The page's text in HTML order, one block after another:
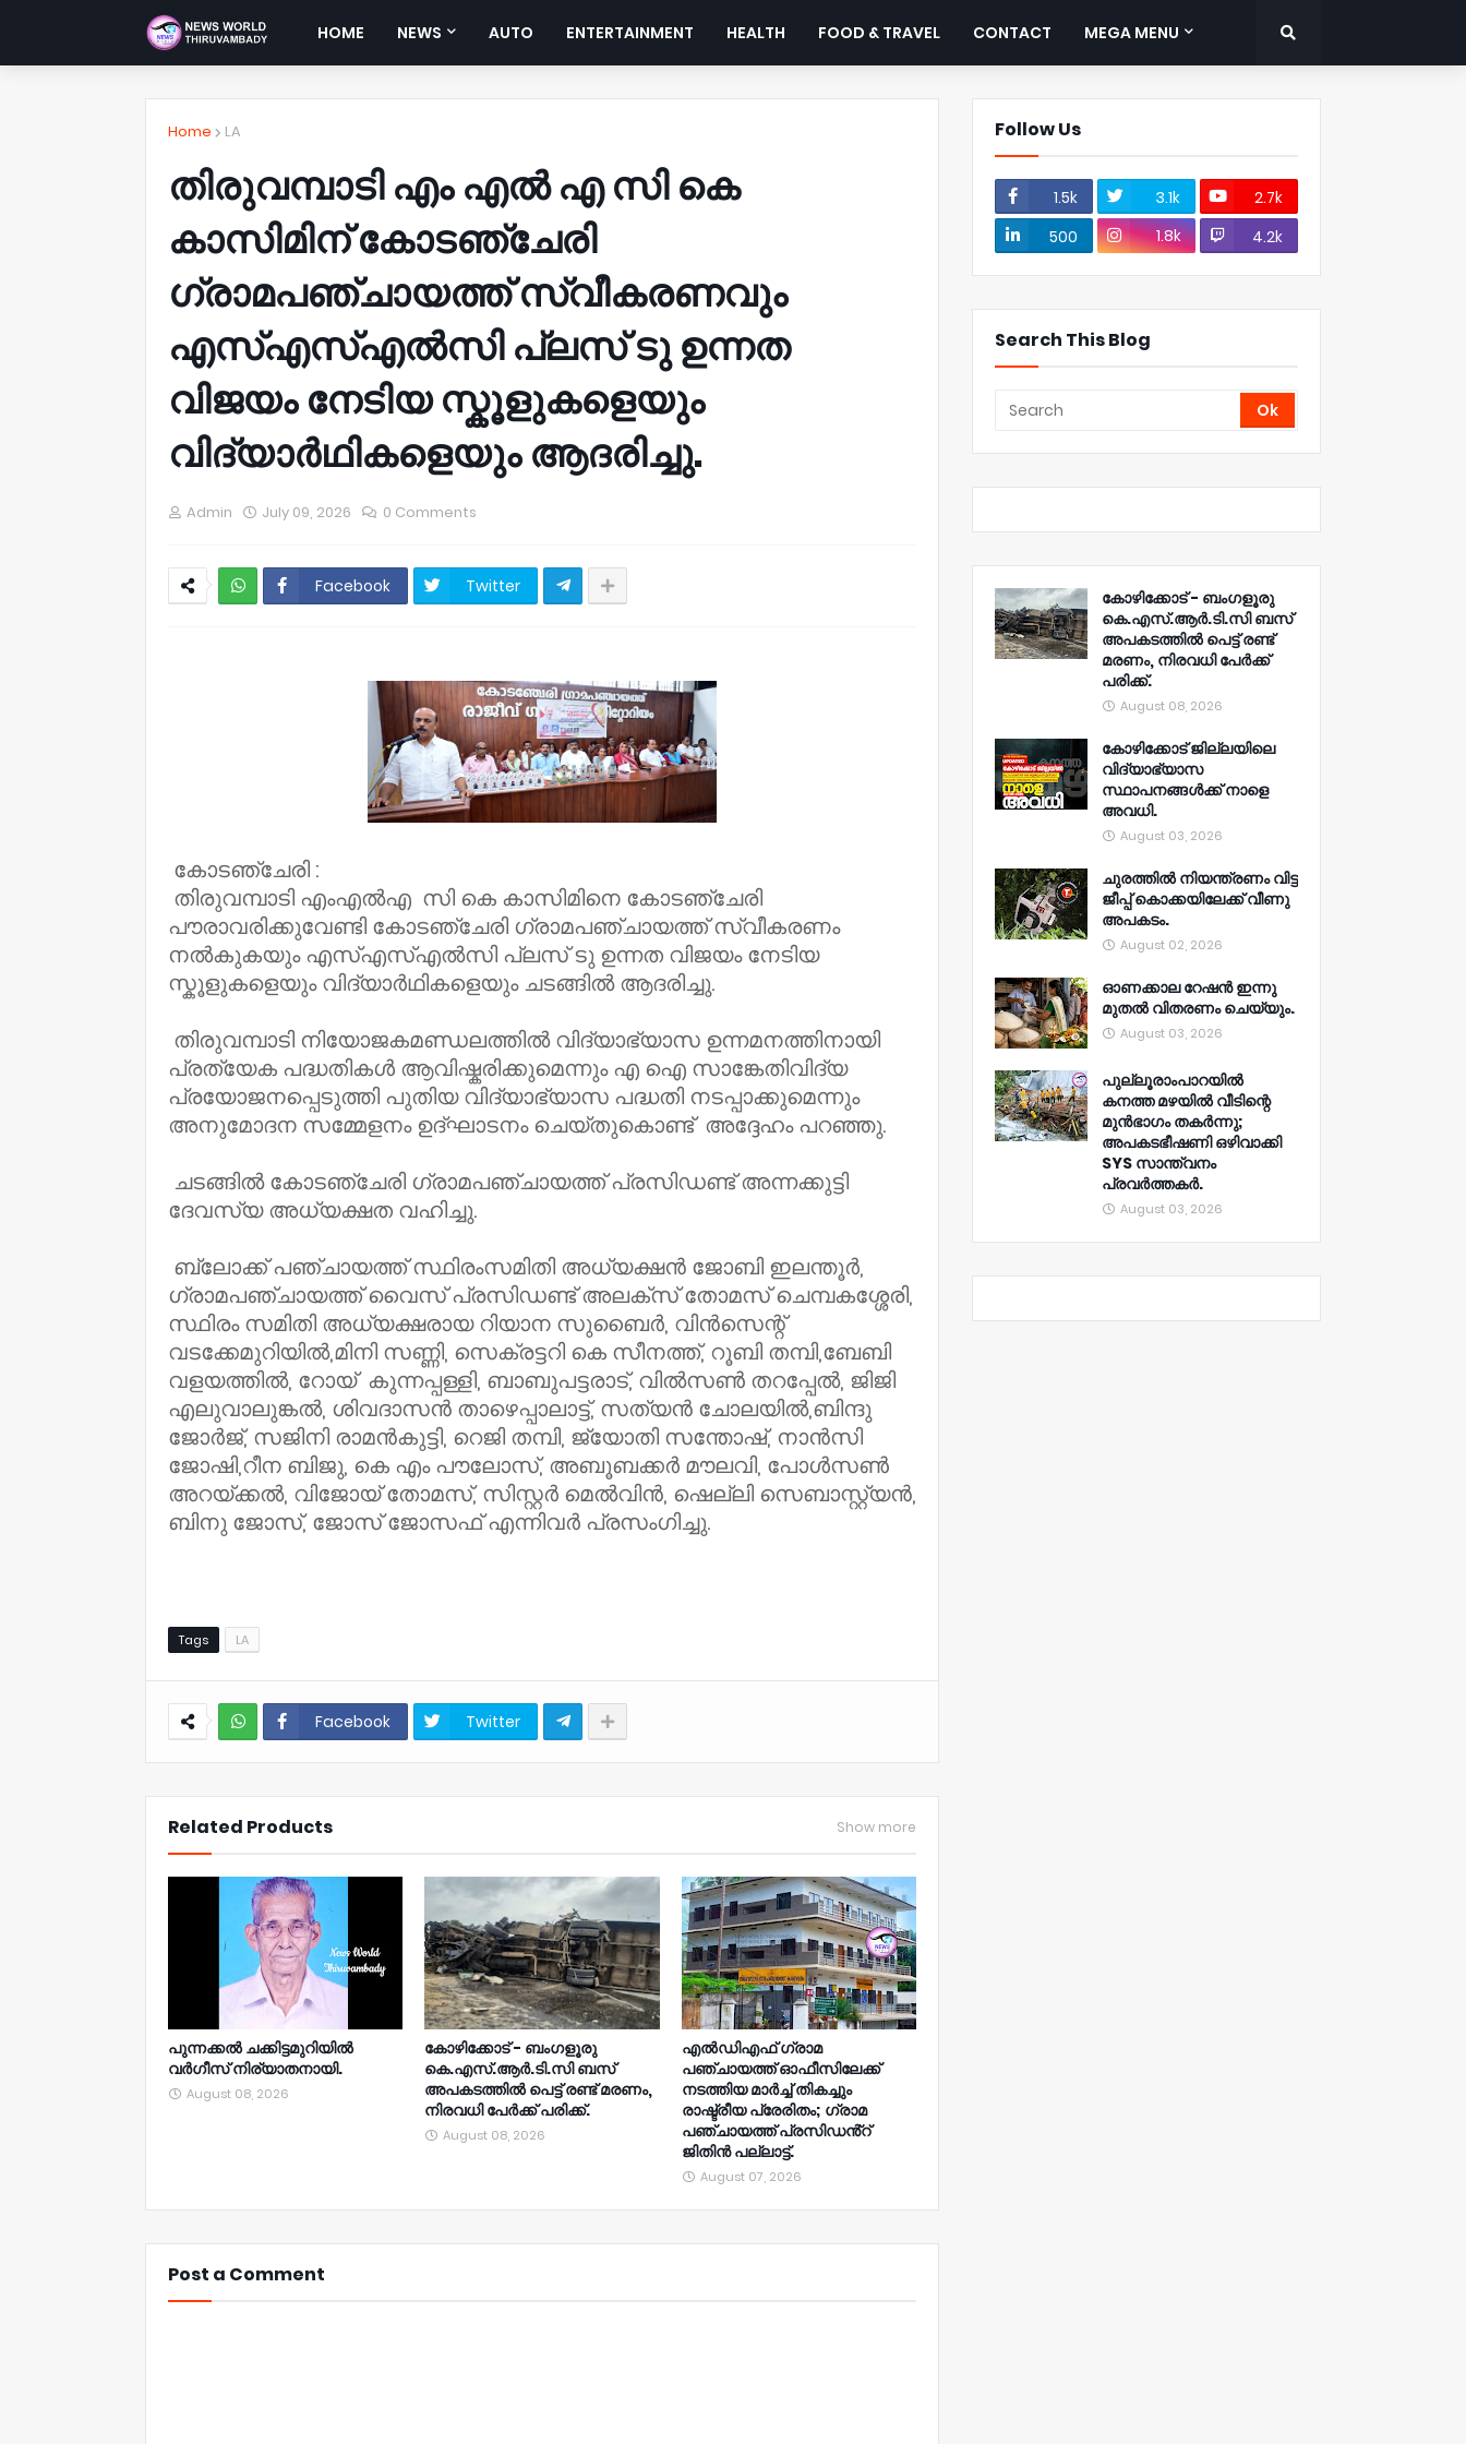
HOME NEWS AUTO ENTERTAINMENT HEALTH FOOD & TRAVEL CONTACT MEGA MENU
Home LA
തിരുവമ്പാടി എം എൽ എ സി കെ
കാസിമിന് കോടഞ്ചേരി
ഗ്രാമപഞ്ചായത്ത് സ്വീകരണവും
എസ്എസ്എൽസി പ്ലസ് ടു ഉന്നത
വിജയം നേടിയ സ്കൂളുകളെയും
വിദ്യാർഥികളെയും ആദരിച്ചു.
Admin July 09, 2026 0 Comments
Facebook Twitter
കോടഞ്ചേരി :
തിരുവമ്പാടി എംഎൽഎ സി കെ കാസിമിനെ കോടഞ്ചേരി
പൗരാവരിക്കുവേണ്ടി കോടഞ്ചേരി ഗ്രാമപഞ്ചായത്ത് സ്വീകരണം
നൽകുകയും എസ്എസ്എൽസി പ്ലസ് ടു ഉന്നത വിജയം നേടിയ
സ്കൂളുകളെയും വിദ്യാർഥികളെയും ചടങ്ങിൽ ആദരിച്ചു.
തിരുവമ്പാടി നിയോജകമണ്ഡലത്തിൽ വിദ്യാഭ്യാസ ഉന്നമനത്തിനായി
പ്രത്യേക പദ്ധതികൾ ആവിഷ്കരിക്കുമെന്നും എ ഐ സാങ്കേതിവിദ്യ
പ്രയോജനപ്പെടുത്തി പുതിയ വിദ്യാഭ്യാസ പദ്ധതി നടപ്പാക്കുമെന്നും
അനുമോദന സമ്മേളനം ഉദ്ഘാടനം ചെയ്തുകൊണ്ട് അദ്ദേഹം പറഞ്ഞു.
ചടങ്ങിൽ കോടഞ്ചേരി ഗ്രാമപഞ്ചായത്ത് പ്രസിഡണ്ട് അന്നക്കുട്ടി
ദേവസ്യ അധ്യക്ഷത വഹിച്ചു.
ബ്ലോക്ക് പഞ്ചായത്ത് സ്ഥിരംസമിതി അധ്യക്ഷൻ ജോബി ഇലന്തൂർ,
ഗ്രാമപഞ്ചായത്ത് വൈസ് പ്രസിഡണ്ട് അലക്സ് തോമസ് ചെമ്പകശ്ശേരി,
സ്ഥിരം സമിതി അധ്യക്ഷരായ റിയാന സുബൈർ, വിൻസെന്റ്
വടക്കേമുറിയിൽ,മിനി സണ്ണി, സെക്രട്ടറി കെ സീനത്ത്, റൂബി തമ്പി,ബേബി
വളയത്തിൽ, റോയ് കുന്നപ്പള്ളി, ബാബുപട്ടരാട്, വിൽസൺ തറപ്പേൽ, ജിജി
എലുവാലുങ്കൽ, ശിവദാസൻ താഴെപ്പാലാട്ട്, സത്യൻ ചോലയിൽ,ബിന്ദു
ജോർജ്, സജിനി രാമൻകുട്ടി, റെജി തമ്പി, ജ്യോതി സന്തോഷ്, നാൻസി
ജോഷി,റീന ബിജു, കെ എം പൗലോസ്, അബൂബക്കർ മൗലവി, പോൾസൺ
അറയ്ക്കൽ, വിജോയ് തോമസ്, സിസ്റ്റർ മെൽവിൻ, ഷെല്ലി സെബാസ്റ്റ്യൻ,
ബിനു ജോസ്, ജോസ് ജോസഫ് എന്നിവർ പ്രസംഗിച്ചു.
Tags LA
Facebook Twitter
Related Products Show more
പുന്നക്കൽ ചക്കിട്ടമുറിയിൽ
വർഗീസ് നിര്യാതനായി.
August 08, 2026
കോഴിക്കോട് - ബംഗളൂരു
കെ.എസ്.ആർ.ടി.സി ബസ്
അപകടത്തിൽ പെട്ട് രണ്ട് മരണം,
നിരവധി പേർക്ക് പരിക്ക്.
August 08, 2026
എൽഡിഎഫ് ഗ്രാമ
പഞ്ചായത്ത് ഓഫീസിലേക്ക്
നടത്തിയ മാർച്ച് തികച്ചും
രാഷ്ട്രീയ പ്രേരിതം; ഗ്രാമ
പഞ്ചായത്ത് പ്രസിഡൻ്റ്
ജിതിൻ പല്ലാട്ട്.
August 07, 2026
Post a Comment
Follow Us
1.5k 3.1k
2.7k
500
1.8k 4.2k
Search This Blog
കോഴിക്കോട് - ബംഗളൂരു
കെ.എസ്.ആർ.ടി.സി ബസ്
അപകടത്തിൽ പെട്ട് രണ്ട്
മരണം, നിരവധി പേർക്ക്
പരിക്ക്.
August 08, 2026
കോഴിക്കോട് ജില്ലയിലെ
വിദ്യാഭ്യാസ
സ്ഥാപനങ്ങൾക്ക് നാളെ
അവധി.
August 03, 2026
ചുരത്തിൽ നിയന്ത്രണം വിട്ട
ജീപ്പ് കൊക്കയിലേക്ക് വീണു
അപകടം.
August 02, 2026
ഓണക്കാല റേഷൻ ഇന്നു
മുതല്‍ വിതരണം ചെയ്യും.
August 03, 2026
പുല്ലൂരാംപാറയിൽ
കനത്ത മഴയിൽ വീടിന്റെ
മുൻഭാഗം തകർന്നു;
അപകടഭീഷണി ഒഴിവാക്കി
SYS സാന്ത്വനം
പ്രവർത്തകർ.
August 03, 2026